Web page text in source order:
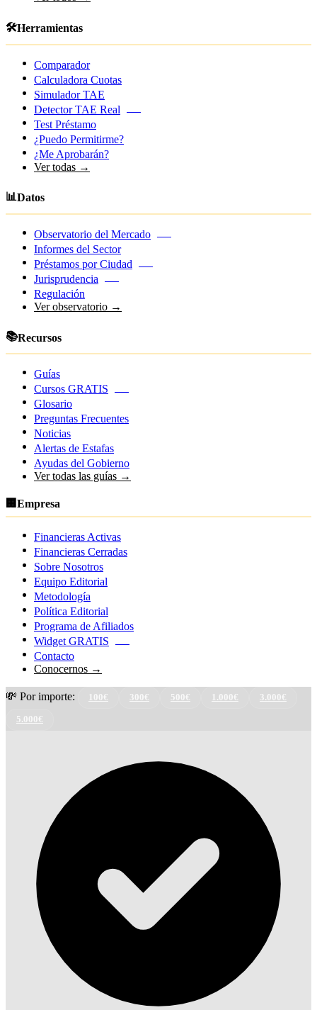
🛠️Herramientas
Comparador
Calculadora Cuotas
Simulador TAE
Detector TAE Real
Test Préstamo
¿Puedo Permitirme?
¿Me Aprobarán?
Ver todas →
📊Datos
Observatorio del Mercado
Informes del Sector
Préstamos por Ciudad
Jurisprudencia
Regulación
Ver observatorio →
📚Recursos
Guías
Cursos GRATIS
Glosario
Preguntas Frecuentes
Noticias
Alertas de Estafas
Ayudas del Gobierno
Ver todas las guías →
🏢 Empresa
Financieras Activas
Financieras Cerradas
Sobre Nosotros
Equipo Editorial
Metodología
Política Editorial
Programa de Afiliados
Widget GRATIS
Contacto
Conocernos →
💸 Por importe: 100€ 300€ 500€ 1.000€ 3.000€
5.000€